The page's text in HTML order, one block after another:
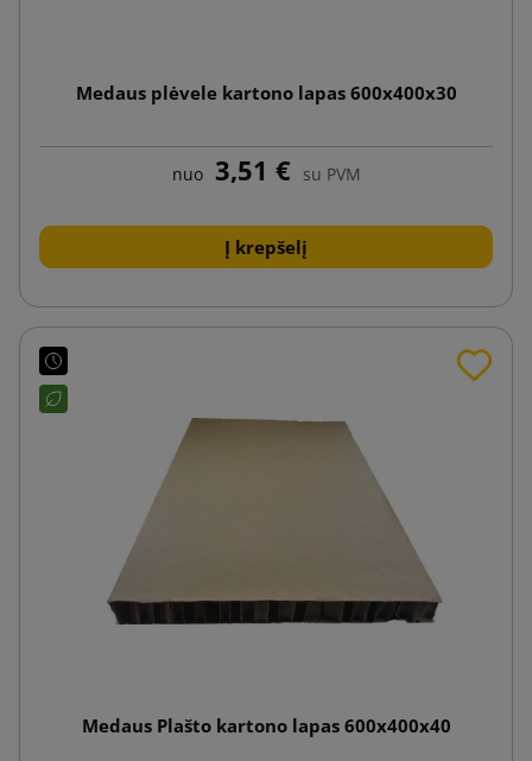
Medaus plėvele kartono lapas 600x400x30
nuo 3,51 € su PVM
Į krepšelį
Medaus Plašto kartono lapas 600x400x40